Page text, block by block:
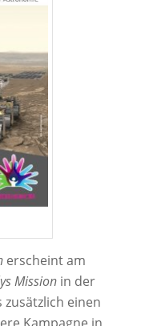
erscheint am
Missionin der
zusätzlich einen